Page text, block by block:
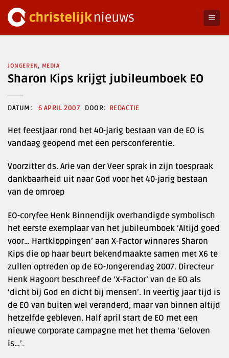
naar
JONGEREN, MEDIA
Sharon Kips krijgt jubileumboek EO
6 APRIL 2007 REDACTIE
Het feestjaar rond het 40-jarig bestaan van de EO is
vandaag geopend met een persconferentie.
Voorzitter ds. Arie van der Veer sprak in zijn toespraak
dankbaarheid uit naar God voor het 40-jarig bestaan
van de omroep
EO-coryfee Henk Binnendijk overhandigde symbolisch
het eerste exemplaar van het jubileumboek ‘Altijd goed
voor… Hartkloppingen’ aan X-Factor winnares Sharon
Kips die op haar beurt bekendmaakte samen met X6 te
zullen optreden op de EO-Jongerendag 2007. Directeur
Henk Hagoort beschreef de ‘X-Factor’ van de EO als
‘dicht bij God en dicht bij mensen’. In veertig jaar tijd is
de EO van buiten wel veranderd, maar van binnen altijd
hetzelfde gebleven. Half april start de EO met een
nieuwe corporate campagne met het thema ‘Geloven
is…’.